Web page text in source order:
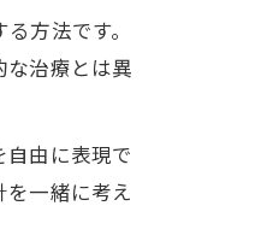
方法です。
治療とは異
由に表現で
一緒に考え